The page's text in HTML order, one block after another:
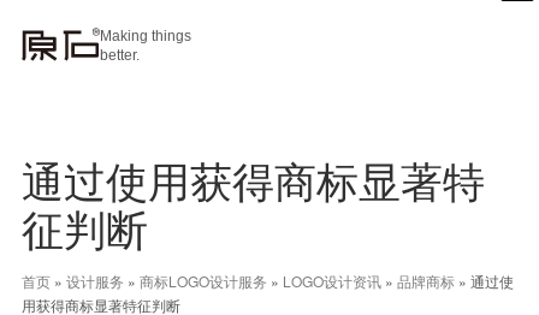
Making things
better.
通过使用获得商标显著特
征判断
首页 » 设计服务 » 商标LOGO设计服务 » LOGO设计资讯 » 品牌商标 » 通过使
用获得商标显著特征判断